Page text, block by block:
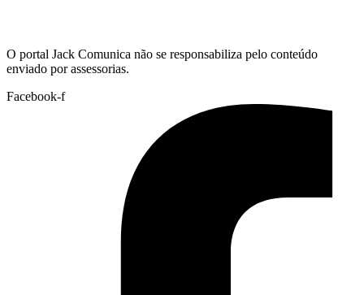
O portal Jack Comunica não se responsabiliza pelo conteúdo
enviado por assessorias.
Facebook-f